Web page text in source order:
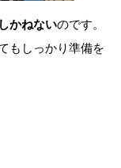
かねないのです。
もしっかり準備を